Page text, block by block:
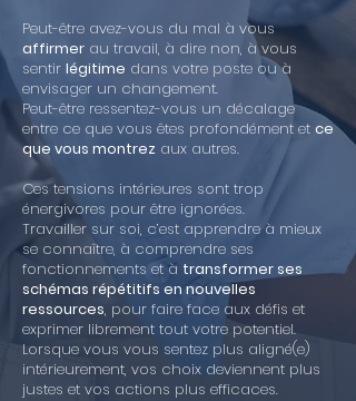
Peut-être avez-vous du mal à vous
affirmer au travail, à dire non, à vous
sentir légitime dans votre poste ou à
envisager un changement.
Peut-être ressentez-vous un décalage
entre ce que vous êtes profondément et ce
que vous montrez aux autres.
Ces tensions intérieures sont trop
énergivores pour être ignorées.
Travailler sur soi, c’est apprendre à mieux
se connaître, à comprendre ses
fonctionnements et à transformer ses
schémas répétitifs en nouvelles
ressources, pour faire face aux défis et
exprimer librement tout votre potentiel.
Lorsque vous vous sentez plus aligné(e)
intérieurement, vos choix deviennent plus
justes et vos actions plus efficaces.